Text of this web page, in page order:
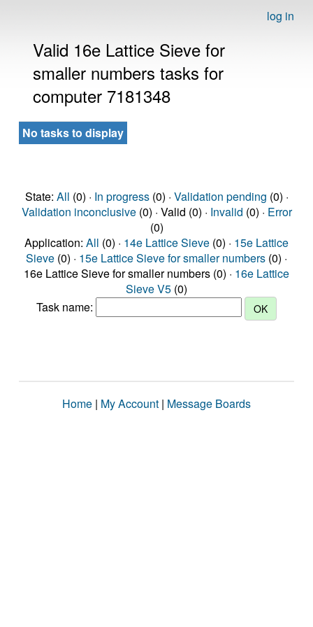
log in
Valid 16e Lattice Sieve for
smaller numbers tasks for
computer 7181348
No tasks to display
State: All (0) · In progress(0) · Validation pending (0) ·
Validation inconclusive(0) · Valid (0) · Invalid (0) · Error
(0)
Application: All (0) · 14e Lattice Sieve (0) · 15e Lattice
Sieve (0) · 15e Lattice Sieve for smaller numbers (0) ·
16e Lattice Sieve for smaller numbers (0) · 16e Lattice
Sieve V5 (0)
Task name:
Home | My Account | Message Boards